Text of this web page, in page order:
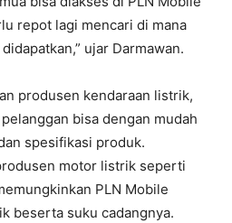
repot lagi mencari di mana
ujar Darmawan.
produsen kendaraan listrik,
bisa dengan mudah
spesifikasi produk.
motor listrik seperti
PLN Mobile
beserta suku cadangnya.